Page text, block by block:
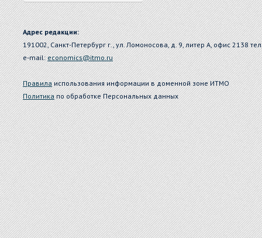
Адрес редакции:
191002, Санкт-Петербург г., ул. Ломоносова, д. 9, литер А, офис 2138
e-mail:economics@itmo.ru
Правилаиспользования информации в доменной зоне ИТМО
Политикапо обработке Персональных данных